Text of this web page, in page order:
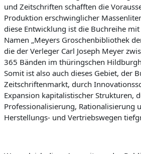
und Zeitschriften schafften die
Produktion erschwinglicher
diese Entwicklung ist die Buchreihe
Namen „Meyers Groschenbibliothek
die der Verleger Carl Joseph Meyer
365 Bänden im thüringschen
Somit ist also auch dieses Gebiet, der
Zeitschriftenmarkt, durch
Expansion kapitalistischer Strukturen,
Professionalisierung, Rationalisierung
Herstellungs- und Vertriebswegen